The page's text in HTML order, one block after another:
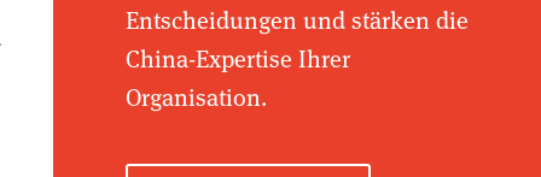
Entscheidungen und stärken die
China-Expertise Ihrer
Organisation.